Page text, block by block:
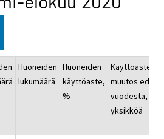
Huoneiden
lukumäärä
Huoneiden
käyttöaste,
%
Käyttöasteen
muutos ed.
vuodesta, %-
yksikköä